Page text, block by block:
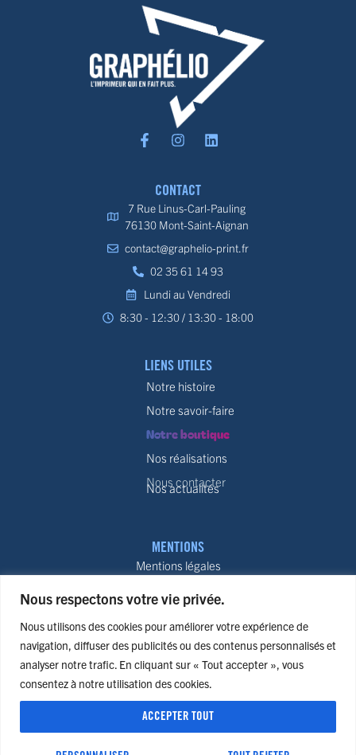
Nous respectons votre vie privée.
Nous utilisons des cookies pour améliorer votre expérience de
navigation, diffuser des publicités ou des contenus personnalisés et
analyser notre trafic. En cliquant sur « Tout accepter », vous
consentez à notre utilisation des cookies.
ACCEPTER TOUT
CONTACT
7 Rue Linus-Carl-Pauling
76130 Mont-Saint-Aignan
contact@graphelio-print.fr
02 35 61 14 93
Lundi au Vendredi
8:30 - 12:30 / 13:30 - 18:00
LIENS UTILES
Notre histoire
Notre savoir-faire
Notre boutique
Nos réalisations
Nous contacter
Nos actualités
MENTIONS
Mentions légales
Politique de remboursement
Plan du site